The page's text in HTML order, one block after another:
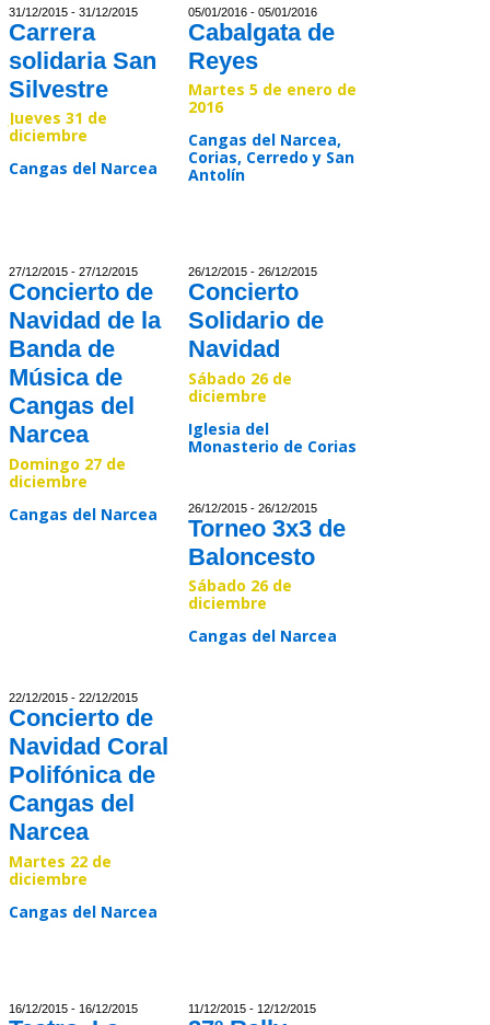
31/12/2015 - 31/12/2015
Carrera
solidaria San
Silvestre
Jueves 31 de
diciembre
Cangas del Narcea
05/01/2016 - 05/01/2016
Cabalgata de
Reyes
Martes 5 de enero de
2016
Cangas del Narcea,
Corias, Cerredo y San
Antolín
27/12/2015 - 27/12/2015
Concierto de
Navidad de la
Banda de
Música de
Cangas del
Narcea
Domingo 27 de
diciembre
Cangas del Narcea
26/12/2015 - 26/12/2015
Concierto
Solidario de
Navidad
Sábado 26 de
diciembre
Iglesia del
Monasterio de Corias
26/12/2015 - 26/12/2015
Torneo 3x3 de
Baloncesto
Sábado 26 de
diciembre
Cangas del Narcea
22/12/2015 - 22/12/2015
Concierto de
Navidad Coral
Polifónica de
Cangas del
Narcea
Martes 22 de
diciembre
Cangas del Narcea
16/12/2015 - 16/12/2015 11/12/2015 - 12/12/2015